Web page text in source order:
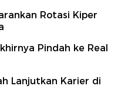
Rotasi Kiper
Pindah ke Real
Lanjutkan Karier di